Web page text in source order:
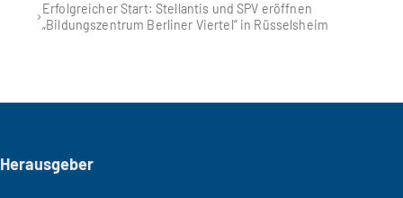
Erfolgreicher Start: Stellantis und SPV eröffnen
„Bildungszentrum Berliner Viertel“ in Rüsselsheim
Seitenfuß
Herausgeber